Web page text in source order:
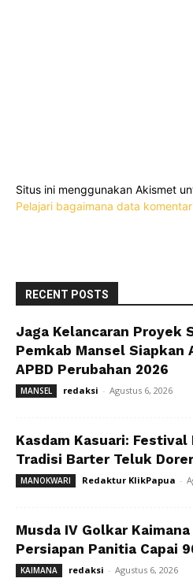
Situs ini menggunakan Akismet
Pelajari bagaimana data
RECENT POSTS
Jaga Kelancaran Proyek
Pemkab Mansel Siapkan
APBD Perubahan 2026
MANSEL redaksi - Agustus 6, 2026
Kasdam Kasuari:
Tradisi Barter Teluk
MANOKWARI Redaktur KlikPapua -
Musda IV Golkar
Persiapan Panitia Capai
KAIMANA redaksi - Agustus 6, 2026